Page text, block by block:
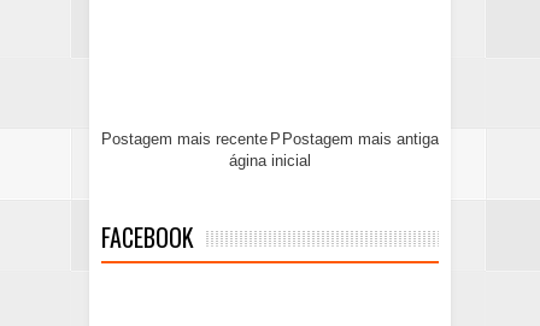
Postagem mais recente Postagem mais antiga
P
ágina inicial
FACEBOOK